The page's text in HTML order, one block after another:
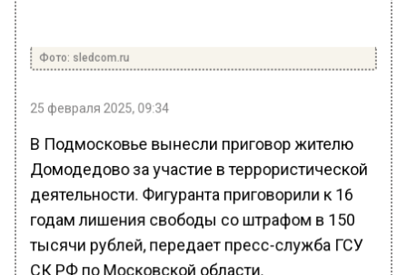
Фото: sledcom.ru
25 февраля 2025, 09:34
В Подмосковье вынесли приговор жителю
Домодедово за участие в террористической
деятельности. Фигуранта приговорили к 16
годам лишения свободы со штрафом в 150
тысячи рублей, передает пресс-служба ГСУ
СК РФ по Московской области.